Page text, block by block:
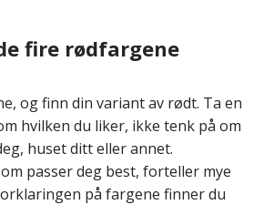
fire rødfargene
og finn din variant av rødt. Ta en
hvilken du liker, ikke tenk på om
huset ditt eller annet.
passer deg best, forteller mye
på fargene finner du